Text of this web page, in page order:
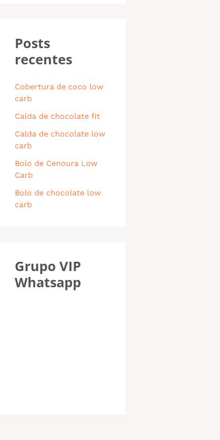
Posts
recentes
Cobertura de coco low
carb
Calda de chocolate fit
Calda de chocolate low
carb
Bolo de Cenoura Low
Carb
Bolo de chocolate low
carb
Grupo VIP
Whatsapp